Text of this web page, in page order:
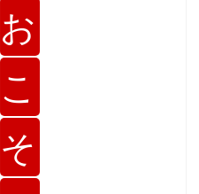
お
こ
そ